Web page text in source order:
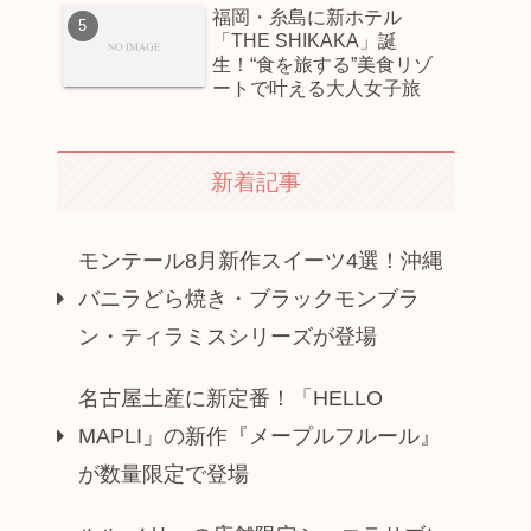
福岡・糸島に新ホテル
「THE SHIKAKA」誕
生！“食を旅する”美食リゾ
ートで叶える大人女子旅
新着記事
モンテール8月新作スイーツ4選！沖縄
バニラどら焼き・ブラックモンブラ
ン・ティラミスシリーズが登場
名古屋土産に新定番！「HELLO
MAPLI」の新作『メープルフルール』
が数量限定で登場